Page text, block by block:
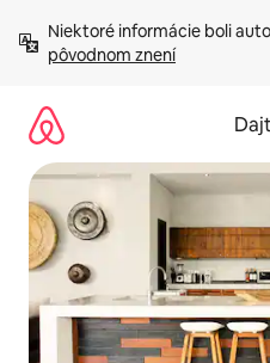
obsah.
Niektoré informácie boli
pôvodnom znení